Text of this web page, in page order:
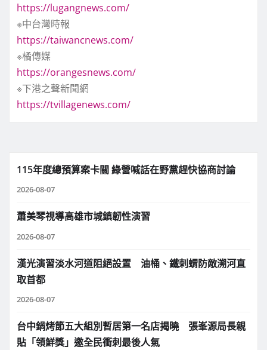
https://lugangnews.com/
※中台灣時報
https://taiwancnews.com/
※橘傳媒
https://orangesnews.com/
※下港之聲新聞網
https://tvillagenews.com/
115年度總預算案卡關 綠營喊話在野黨趕快協商討論
2026-08-07
蕭美琴視導高雄市城鎮韌性演習
2026-08-07
漢光演習淡水河道阻絕設置 油桶、鐵刺蝟防敵溯河直
取首都
2026-08-07
台中鍋烤節五大組別暫居第一名店揭曉 張峯源局長親
貼「領鮮獎」邀全民衝刺最後人氣